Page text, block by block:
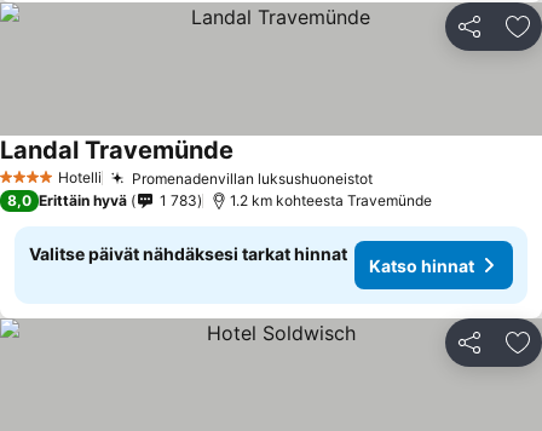
Jaa
4 Tähtiluokitus
Hotelli Promenadenvillan luksushuoneistot
Landal Travemünde
8,0 Erittäin hyvä 1 783 1.2 km kohteesta Travemünde
Valitse päivät nähdäksesi tarkat hinnat
Katso hinnat
Jaa